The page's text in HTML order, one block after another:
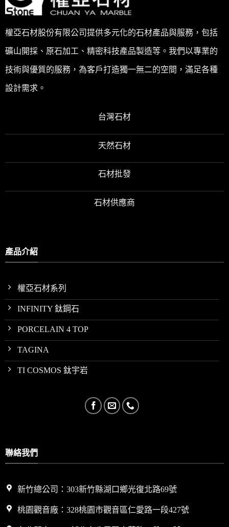
權亞石材股份有限公司提供多元化的石材產品與服務，包括
礦山開採、原石加工、精密科技產品製造等。我們以專業的
技術與優質的服務，為客戶打造獨一無二的空間，滿足各種
設計需求。
台灣石材
天然石材
石材批發
石材供應商
產品介紹
權亞石材系列
INFINITY 鈦鋼石
PORCELAIN 4 TOP
TAGINA
TI COSMOS 鈦宇岩
聯絡我們
新竹總公司：303新竹縣湖口鄉光復北路69號
桃園觀音廠：328桃園市觀音區仁愛路一段427號